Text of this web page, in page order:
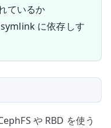
ているか
に依存しす
や RBD を使う